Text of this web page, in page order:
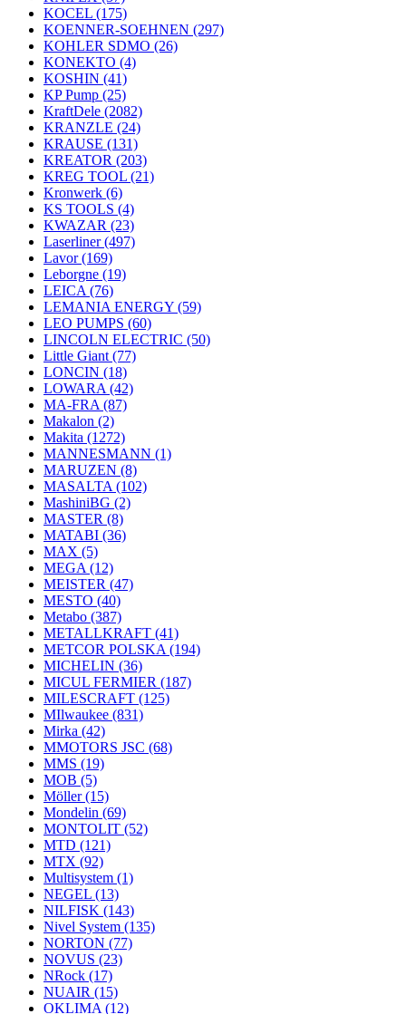
KOCEL (175)
KOENNER-SOEHNEN (297)
KOHLER SDMO (26)
KONEKTO (4)
KOSHIN (41)
KP Pump (25)
KraftDele (2082)
KRANZLE (24)
KRAUSE (131)
KREATOR (203)
KREG TOOL (21)
Kronwerk (6)
KS TOOLS (4)
KWAZAR (23)
Laserliner(497)
Lavor(169)
Leborgne (19)
LEICA (76)
LEMANIA ENERGY (59)
LEO PUMPS (60)
LINCOLN ELECTRIC (50)
Little Giant (77)
LONCIN (18)
LOWARA (42)
MA-FRA (87)
Makalon (2)
Makita (1272)
MANNESMANN (1)
MARUZEN (8)
MASALTA (102)
MashiniBG (2)
MASTER (8)
MATABI (36)
MAX (5)
MEGA (12)
MEISTER (47)
MESTO (40)
Metabo (387)
METALLKRAFT (41)
METCOR POLSKA (194)
MICHELIN (36)
MICUL FERMIER (187)
MILESCRAFT (125)
MIlwaukee (831)
Mirka (42)
MMOTORS JSC (68)
MMS (19)
MOB (5)
Möller(15)
Mondelin (69)
MONTOLIT (52)
MTD (121)
MTX (92)
Multisystem (1)
NEGEL (13)
NILFISK (143)
Nivel System (135)
NORTON (77)
NOVUS (23)
NRock (17)
NUAIR (15)
OKLIMA (12)